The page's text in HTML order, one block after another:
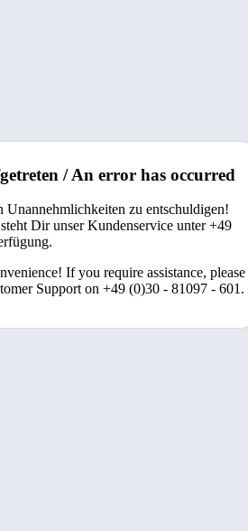
/ An error has occurred
Unannehmlichkeiten zu entschuldigen!
Dir unser Kundenservice unter +49
If you require assistance, please
Support on +49 (0)30 - 81097 - 601.